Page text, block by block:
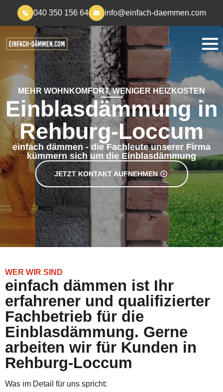
040 350 156 64 info@einfach-daemmen.com
MEHR WOHNKOMFORT, WENIGER HEIZKOSTEN
Einblasdämmung in
Rehburg-Loccum
einfach dämmen - die Fachleute unserer Firma
kümmern sich um die Einblasdämmung
JETZT KONTAKT AUFNEHMEN
WER WIR SIND
einfach dämmen ist Ihr
erfahrener und qualifizierter
Fachbetrieb für die
Einblasdämmung. Gerne
arbeiten wir für Kunden in
Rehburg-Loccum
Was im Detail für uns spricht: